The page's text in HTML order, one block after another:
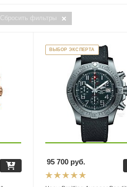
Сбросить фильтры
ВЫБОР ЭКСПЕРТА
95 700руб.